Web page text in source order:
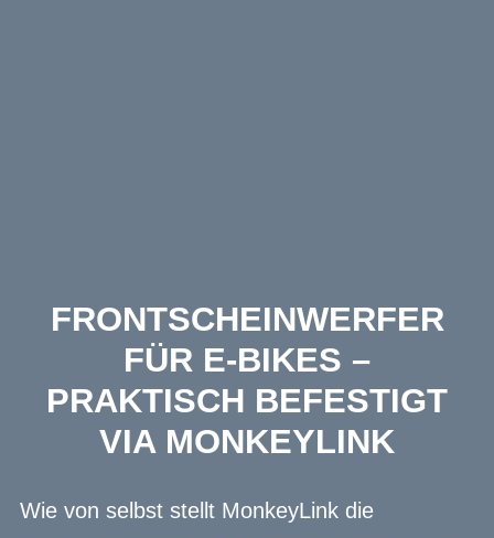
FRONTSCHEINWERFER
FÜR E-BIKES –
PRAKTISCH BEFESTIGT
VIA MONKEYLINK
Wie von selbst stellt MonkeyLink die